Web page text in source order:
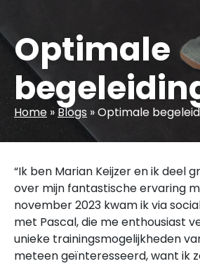
Optimale
Home » Blogs »Optimale
“Ik ben Marian Keijzer en ik deel
over mijn fantastische ervaring
november 2023 kwam ik via
met Pascal, die me enthousiast
unieke trainingsmogelijkheden
meteen geïnteresseerd, want ik